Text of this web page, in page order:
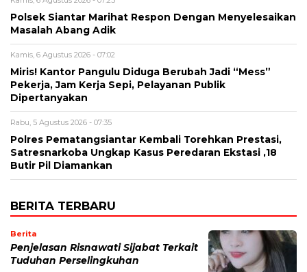
Polsek Siantar Marihat Respon Dengan Menyelesaikan
Masalah Abang Adik
Kamis, 6 Agustus 2026 - 07:02
Miris! Kantor Pangulu Diduga Berubah Jadi “Mess”
Pekerja, Jam Kerja Sepi, Pelayanan Publik
Dipertanyakan
Rabu, 5 Agustus 2026 - 07:35
Polres Pematangsiantar Kembali Torehkan Prestasi,
Satresnarkoba Ungkap Kasus Peredaran Ekstasi ,18
Butir Pil Diamankan
BERITA TERBARU
Berita
Penjelasan Risnawati Sijabat Terkait
Tuduhan Perselingkuhan